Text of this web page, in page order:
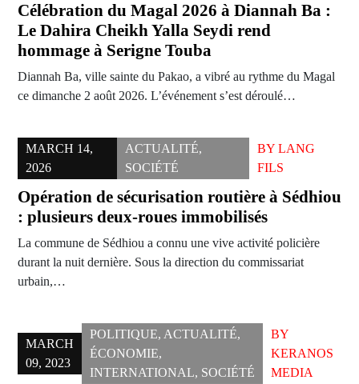
Célébration du Magal 2026 à Diannah Ba :
Le Dahira Cheikh Yalla Seydi rend
hommage à Serigne Touba
Diannah Ba, ville sainte du Pakao, a vibré au rythme du Magal
ce dimanche 2 août 2026. L’événement s’est déroulé…
MARCH 14,
2026
ACTUALITÉ,
SOCIÉTÉ
BYLANG
FILS
Opération de sécurisation routière à Sédhiou
: plusieurs deux-roues immobilisés
​La commune de Sédhiou a connu une vive activité policière
durant la nuit dernière. Sous la direction du commissariat
urbain,…
MARCH
09, 2023
POLITIQUE, ACTUALITÉ,
ÉCONOMIE,
INTERNATIONAL, SOCIÉTÉ
BY
KERANOS
MEDIA